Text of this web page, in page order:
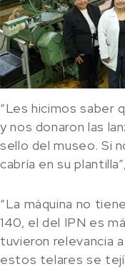
“Les hicimos saber
y nos donaron las
sello del museo. Si
cabría en su
“La máquina no
140, el del IPN es
tuvieron relevancia
estos telares se